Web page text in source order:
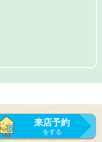
来店予約
をする